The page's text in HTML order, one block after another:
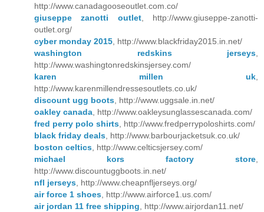
http://www.canadagooseoutlet.com.co/
giuseppe zanotti outlet, http://www.giuseppe-zanotti-
outlet.org/
cyber monday 2015 , http://www.blackfriday2015.in.net/
washington redskins jerseys
http://www.washingtonredskinsjersey.com/
karen millen uk
http://www.karenmillendressesoutlets.co.uk/
discount ugg boots , http://www.uggsale.in.net/
oakley canada , http://www.oakleysunglassescanada.com/
fred perry polo shirts , http://www.fredperrypoloshirts.com/
black friday deals , http://www.barbourjacketsuk.co.uk/
boston celtics , http://www.celticsjersey.com/
michael kors factory store
http://www.discountuggboots.in.net/
nfl jerseys , http://www.cheapnfljerseys.org/
air force 1 shoes , http://www.airforce1.us.com/
air jordan 11 free shipping , http://www.airjordan11.net/